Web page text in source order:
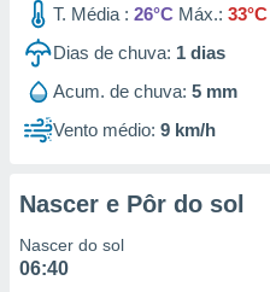
T. Média : 26°C Máx.: 33°C
Dias de chuva: 1 dias
Acum. de chuva: 5 mm
Vento médio: 9 km/h
Nascer e Pôr do sol
Nascer do sol
06:40